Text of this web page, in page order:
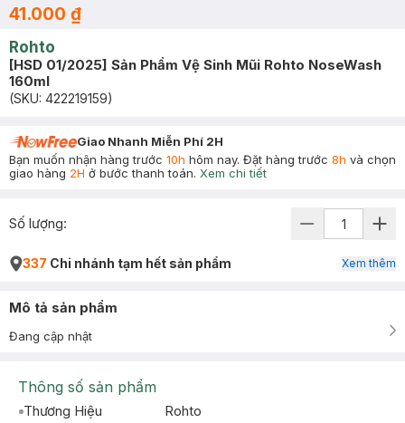
41.000 ₫
Rohto
[HSD 01/2025] Sản Phẩm Vệ Sinh Mũi Rohto NoseWash
160ml
(SKU: 422219159)
Giao Nhanh Miễn Phí 2H
Bạn muốn nhận hàng trước 10h hôm nay. Đặt hàng trước 8h và chọn
giao hàng 2H ở bước thanh toán. Xem chi tiết
Số lượng:
337 Chi nhánh tạm hết sản phẩm Xem thêm
Mô tả sản phẩm
Đang cập nhật
Thông số sản phẩm
Thương Hiệu
Rohto